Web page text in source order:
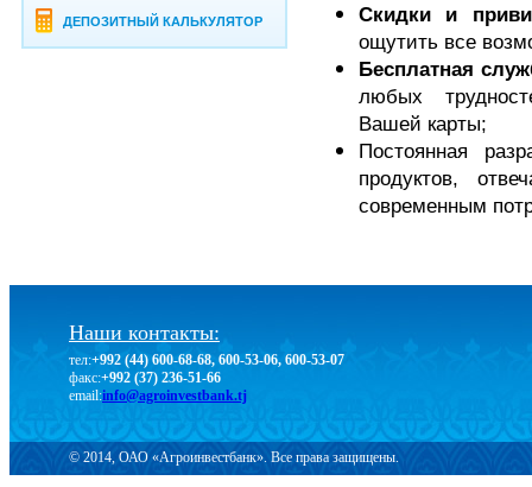
ДЕПОЗИТНЫЙ КАЛЬКУЛЯТОР
Скидки и
ощутить все
Бесплатная
любых
Вашей карты;
Постоянная
продуктов,
современным
Наши контакты:
тел:+992 (44) 600-68-68, 600-53-06, 600-53-07
факс:+992 (37) 236-51-66
email:info@agroinvestbank.tj
© 2014, ОАО «Агроинвестбанк». Все права защищены.